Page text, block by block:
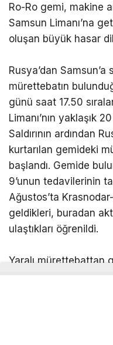
Ro-Ro gemi, makine
Samsun Limanı’na
oluşan büyük hasar
Rusya’dan
mürettebatın
günü saat 17.50
Limanı’nın yaklaşık
Saldırının ardından
kurtarılan gemideki
başlandı. Gemide
9’unun tedavilerinin
Ağustos’ta
geldikleri, buradan
ulaştıkları öğrenildi.
Yaralı mürettebattan
stajyer Emircan